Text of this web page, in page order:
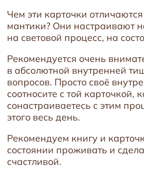
Чем эти карточки
мантики? Они настраивают
на световой процесс, на
Рекомендуется очень
в абсолютной внутренней
вопросов. Просто своё
соотносите с той карточкой,
сонастраиваетесь с этим
этого весь день.
Рекомендуем книгу и
состоянии проживать и
счастливой.